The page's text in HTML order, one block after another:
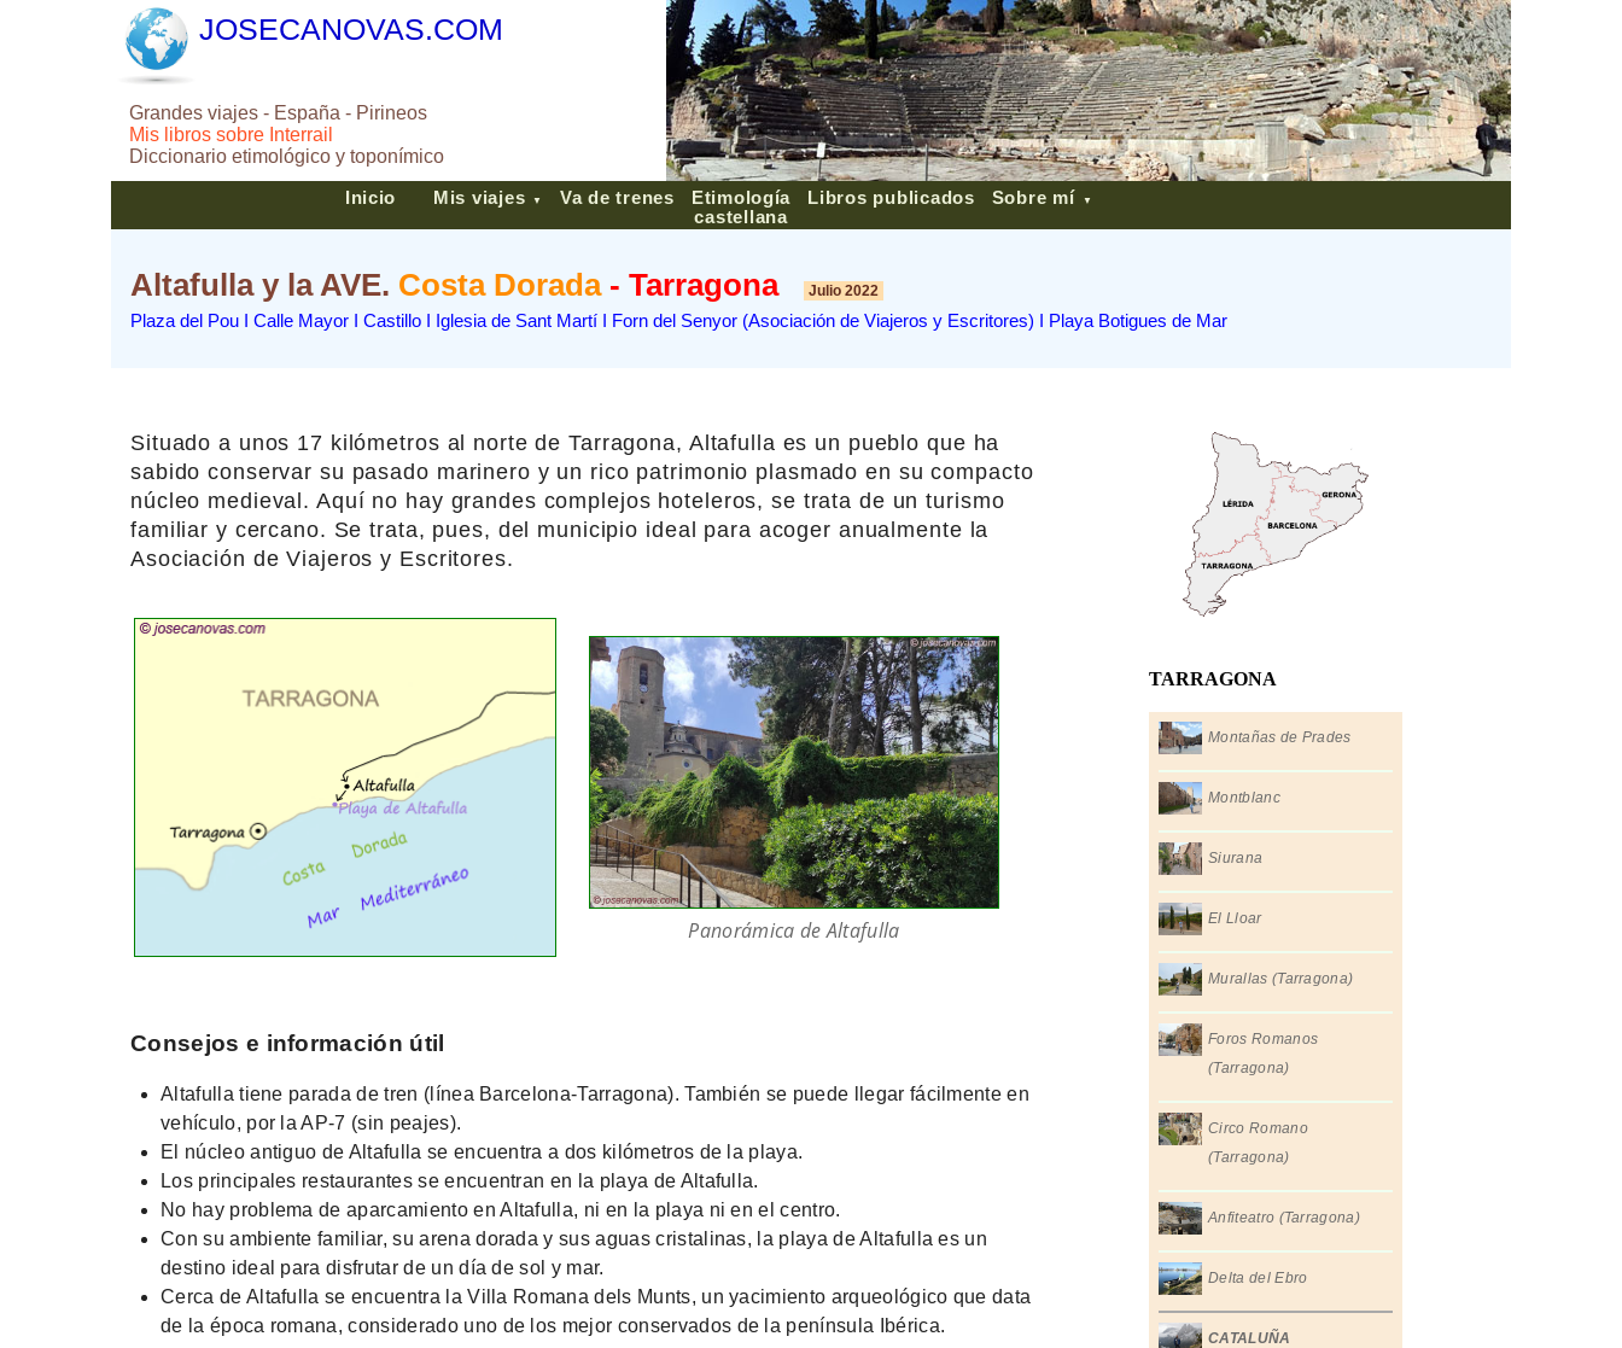
JOSECANOVAS.COM
Grandes viajes - España - Pirineos
Mis libros sobre Interrail
Diccionario etimológico y toponímico
Inicio Mis viajes ▼ Va de trenes
Etimología
castellana
Libros publicados Sobre mí ▼
Altafulla y la AVE. Costa Dorada - Tarragona Julio 2022
Plaza del Pou I Calle Mayor I Castillo I Iglesia de Sant Martí I Forn del Senyor (Asociación de Viajeros y Escritores) I Playa Botigues de Mar
Situado a unos 17 kilómetros al norte de Tarragona, Altafulla es un pueblo que ha
sabido conservar su pasado marinero y un rico patrimonio plasmado en su compacto
núcleo medieval. Aquí no hay grandes complejos hoteleros, se trata de un turismo
familiar y cercano. Se trata, pues, del municipio ideal para acoger anualmente la
Asociación de Viajeros y Escritores.
Panorámica de Altafulla
Consejos e información útil
Altafulla tiene parada de tren (línea Barcelona-Tarragona). También se puede llegar fácilmente en
vehículo, por la AP-7 (sin peajes).
El núcleo antiguo de Altafulla se encuentra a dos kilómetros de la playa.
Los principales restaurantes se encuentran en la playa de Altafulla.
No hay problema de aparcamiento en Altafulla, ni en la playa ni en el centro.
Con su ambiente familiar, su arena dorada y sus aguas cristalinas, la playa de Altafulla es un
destino ideal para disfrutar de un día de sol y mar.
Cerca de Altafulla se encuentra la Villa Romana dels Munts, un yacimiento arqueológico que data
de la época romana, considerado uno de los mejor conservados de la península Ibérica.
TARRAGONA
Montañas de Prades
Montblanc
Siurana
El Lloar
Murallas (Tarragona)
Foros Romanos
(Tarragona)
Circo Romano
(Tarragona)
Anfiteatro (Tarragona)
Delta del Ebro
CATALUÑA